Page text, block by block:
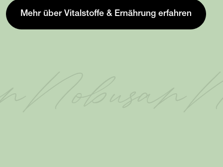
Mehr über Vitalstoffe & Ernährung erfahren
Nobusan